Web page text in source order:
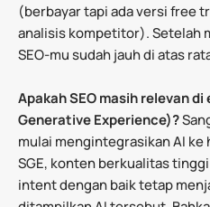
(berbayar tapi ada versi free
analisis kompetitor). Setelah
SEO-mu sudah jauh di atas
Apakah SEO masih relevan di
Generative Experience)?
mulai mengintegrasikan AI
SGE, konten berkualitas
intent dengan baik tetap